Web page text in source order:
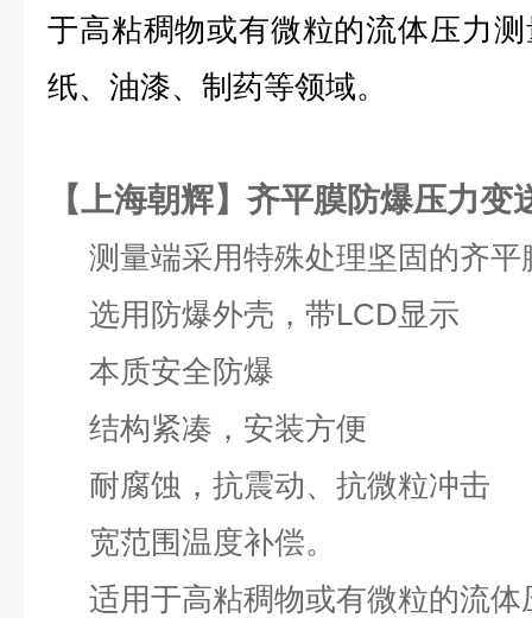
于高粘稠物或有微粒的流体压力
纸、油漆、制药等领域。
【上海朝辉】齐平膜防爆压力变
测量端采用特殊处理坚固的齐平
选用防爆外壳，带LCD显示
本质安全防爆
结构紧凑，安装方便
耐腐蚀，抗震动、抗微粒冲击
宽范围温度补偿。
适用于高粘稠物或有微粒的流体